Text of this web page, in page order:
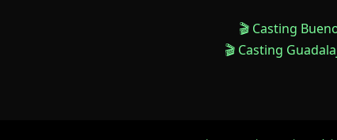
🎬 Casting
🎬 Casting